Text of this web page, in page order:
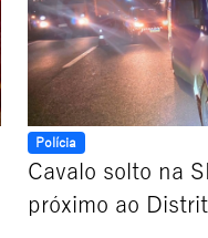
Polícia
Cavalo solto na
próximo ao